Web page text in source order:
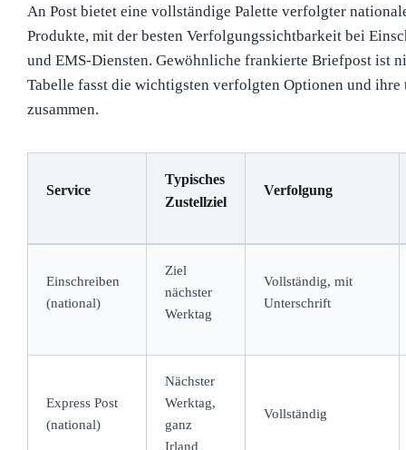
An Post bietet eine vollständige Palette verfolgter
Produkte, mit der besten Verfolgungssichtbarkeit bei
und EMS-Diensten. Gewöhnliche frankierte Briefpost ist
Tabelle fasst die wichtigsten verfolgten Optionen und
zusammen.
Service
Typisches
Zustellziel
Verfolgung
Einschreiben
(national)
Ziel
nächster
Werktag
Vollständig, mit
Unterschrift
Express Post
(national)
Nächster
Werktag,
ganz
Irland
Vollständig